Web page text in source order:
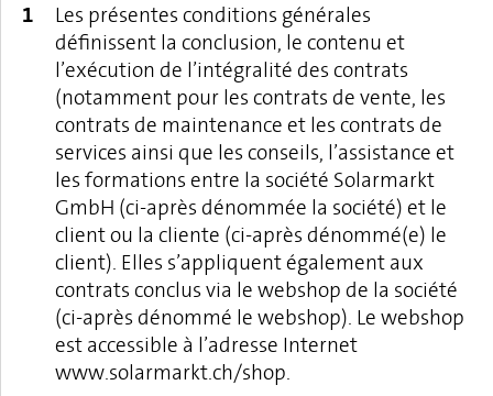
Les présentes conditions générales
définissent la conclusion, le contenu et
l’exécution de l’intégralité des contrats
(notamment pour les contrats de vente, les
contrats de maintenance et les contrats de
services ainsi que les conseils, l’assistance et
les formations entre la société Solarmarkt
GmbH (ci-après dénommée la société) et le
client ou la cliente (ci-après dénommé(e) le
client). Elles s’appliquent également aux
contrats conclus via le webshop de la société
(ci-après dénommé le webshop). Le webshop
est accessible à l’adresse Internet
www.solarmarkt.ch/shop.